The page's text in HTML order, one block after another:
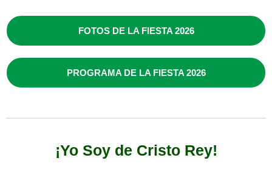
FOTOS DE LA FIESTA 2026
PROGRAMA DE LA FIESTA 2026
¡Yo Soy de Cristo Rey!